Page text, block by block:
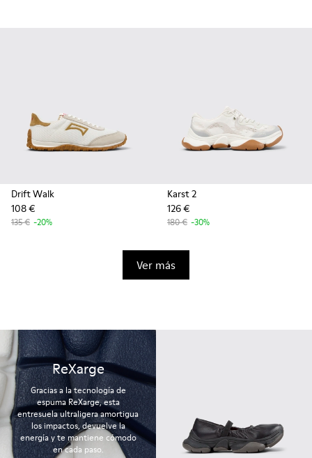
Drift Walk
108 €
135 € -20%
Karst 2
126 €
180 € -30%
Ver más
ReXarge
Gracias a la tecnología de
espuma ReXarge, esta
entresuela ultraligera amortigua
los impactos, devuelve la
energía y te mantiene cómodo
en cada paso.